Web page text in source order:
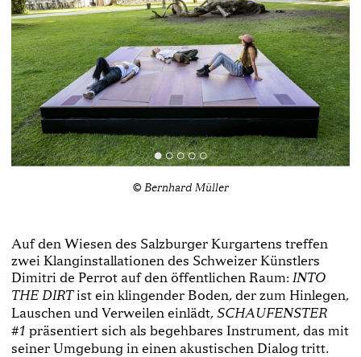
© Bernhard Müller
Auf den Wiesen des Salzburger Kurgartens treffen
zwei Klanginstallationen des Schweizer Künstlers
Dimitri de Perrot auf den öffentlichen Raum: INTO
THE DIRTist ein klingender Boden, der zum Hinlegen,
Lauschen und Verweilen einlädt, SCHAUFENSTER
#1 präsentiert sich als begehbares Instrument, das mit
seiner Umgebung in einen akustischen Dialog tritt.